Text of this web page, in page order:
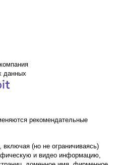
данных
рекомендательные
(но не ограничиваясь)
и видео информацию,